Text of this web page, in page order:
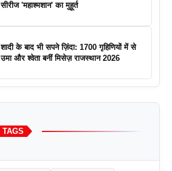
सीरीज 'महाश्मशान' का मुहूर्त
शादी के बाद भी सपने ज़िंदा: 1700 गृहिणियों में से
उमा और श्वेता बनीं मिसेज़ राजस्थान 2026
TAGS